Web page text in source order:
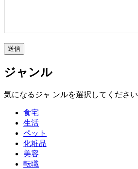
ジャンル
気になるジャ ンルを選択してください
食宅
生活
ペット
化粧品
美容
転職